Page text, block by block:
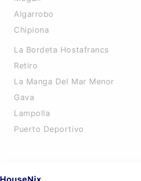
Algarrobo
Chipiona
La Bordeta Hostafrancs
Retiro
La Manga Del Mar Menor
Gava
Lampolla
Puerto Deportivo